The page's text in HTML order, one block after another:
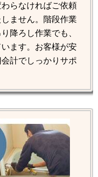
らなければご依頼
ません。階段作業
降ろし作業でも、
ます。お客様が安
計でしっかりサポ